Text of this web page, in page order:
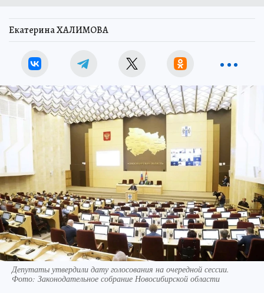
Екатерина ХАЛИМОВА
Депутаты утвердили дату голосования на очередной сессии.
Фото: Законодательное собрание Новосибирской области